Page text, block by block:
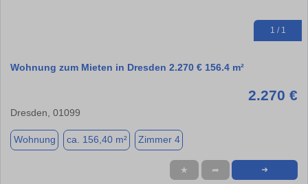
1 / 1
Wohnung zum Mieten in Dresden 2.270 € 156.4 m²
2.270 €
Dresden, 01099
Wohnung ca. 156,40 m² Zimmer 4
★ ➦ ➜